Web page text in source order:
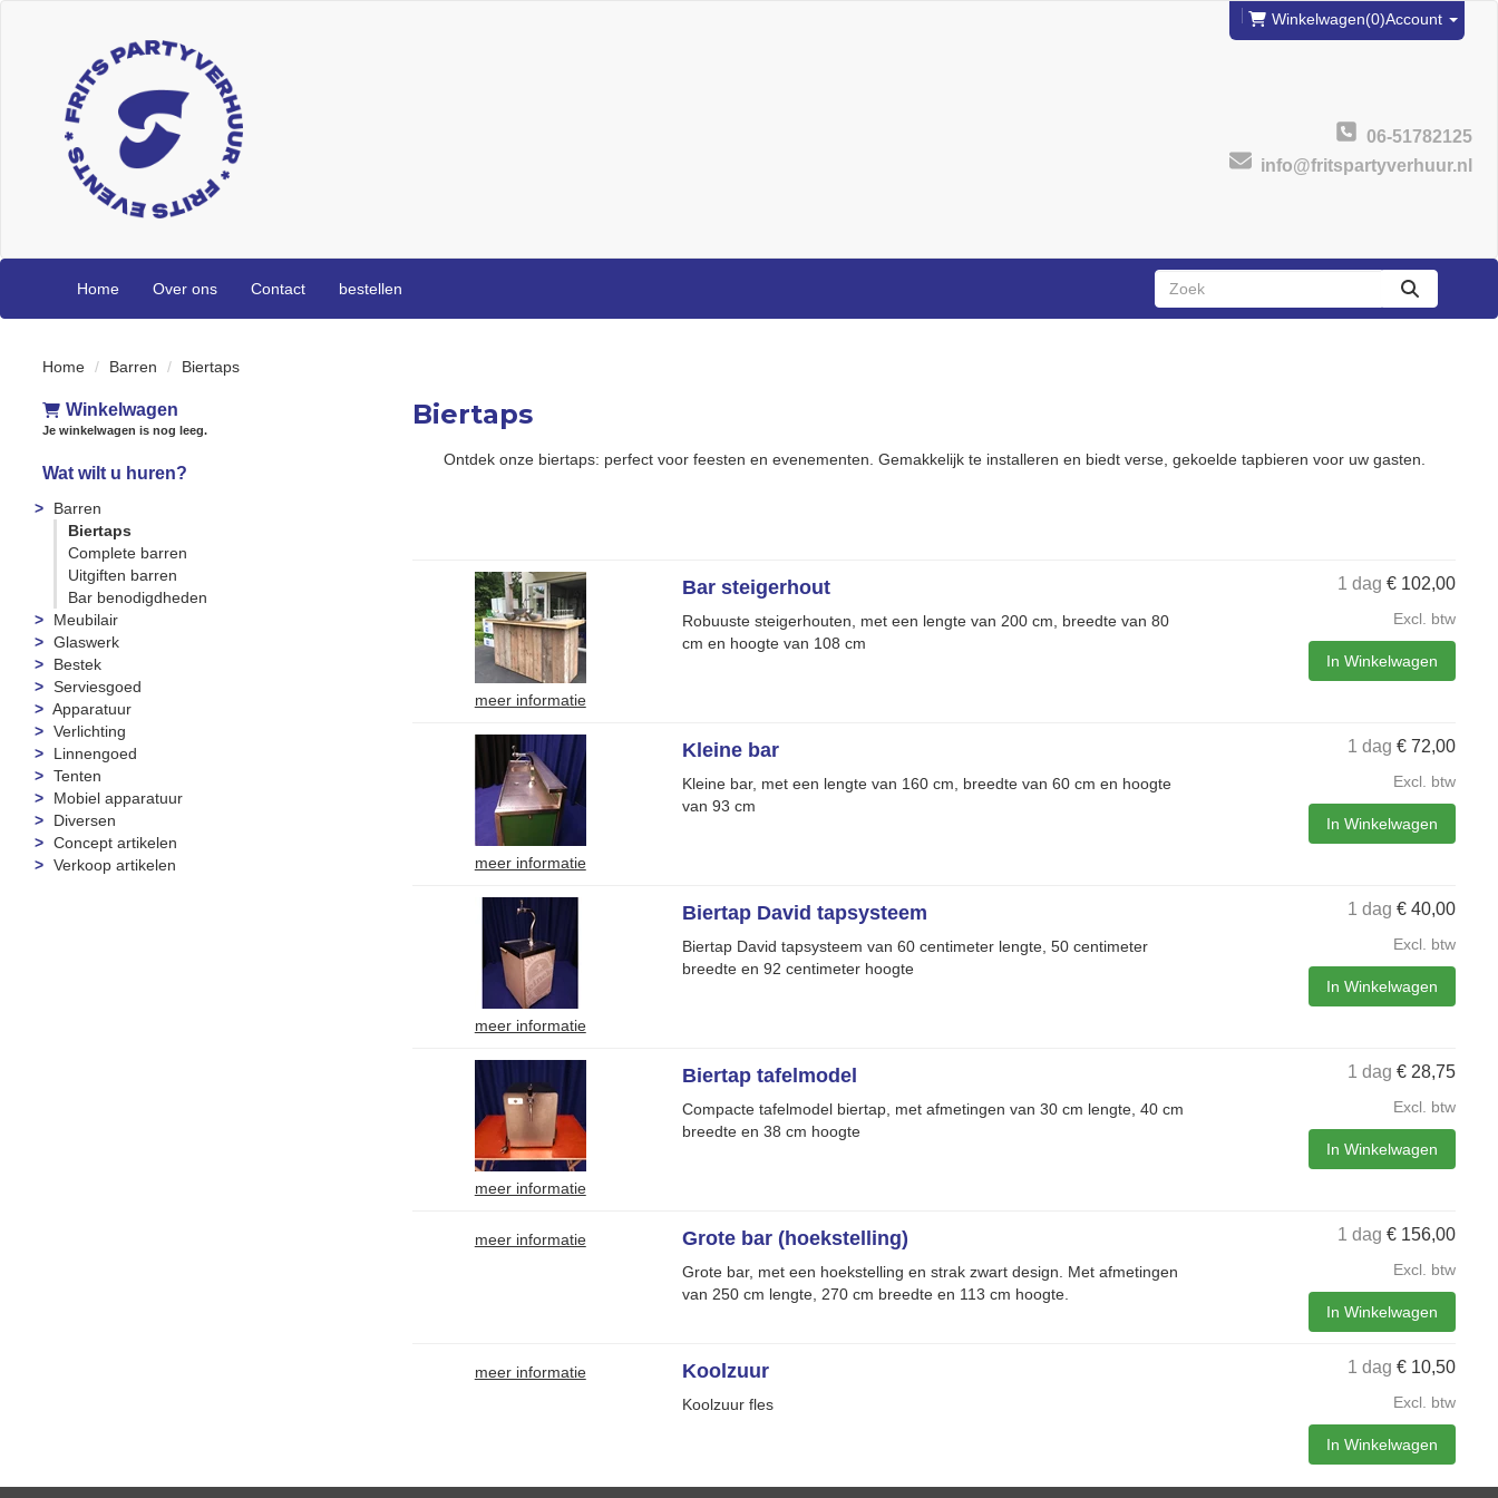
Winkelwagen(0)Account
06-51782125
info@fritspartyverhuur.nl
Home Over ons Contact bestellen
zoeken
Home Barren Biertaps
Winkelwagen
Je winkelwagen is nog leeg.
Wat wilt u huren?
Barren
Biertaps
Complete barren
Uitgiften barren
Bar benodigdheden
Meubilair
Glaswerk
Bestek
Serviesgoed
Apparatuur
Verlichting
Linnengoed
Tenten
Mobiel apparatuur
Diversen
Concept artikelen
Verkoop artikelen
Biertaps
Ontdek onze biertaps: perfect voor feesten en evenementen. Gemakkelijk te installeren en biedt verse, gekoelde tapbieren voor uw gasten.
meer informatie
1 dag € 102,00
Excl. btw
In Winkelwagen
Bar steigerhout
Robuuste steigerhouten, met een lengte van 200 cm, breedte van 80
cm en hoogte van 108 cm
meer informatie
1 dag € 72,00
Excl. btw
In Winkelwagen
Kleine bar
Kleine bar, met een lengte van 160 cm, breedte van 60 cm en hoogte
van 93 cm
meer informatie
1 dag € 40,00
Excl. btw
In Winkelwagen
Biertap David tapsysteem
Biertap David tapsysteem van 60 centimeter lengte, 50 centimeter
breedte en 92 centimeter hoogte
meer informatie
1 dag € 28,75
Excl. btw
In Winkelwagen
Biertap tafelmodel
Compacte tafelmodel biertap, met afmetingen van 30 cm lengte, 40 cm
breedte en 38 cm hoogte
meer informatie 1 dag € 156,00
Excl. btw
In Winkelwagen
Grote bar (hoekstelling)
Grote bar, met een hoekstelling en strak zwart design. Met afmetingen
van 250 cm lengte, 270 cm breedte en 113 cm hoogte.
meer informatie 1 dag € 10,50
Excl. btw
In Winkelwagen
Koolzuur
Koolzuur fles